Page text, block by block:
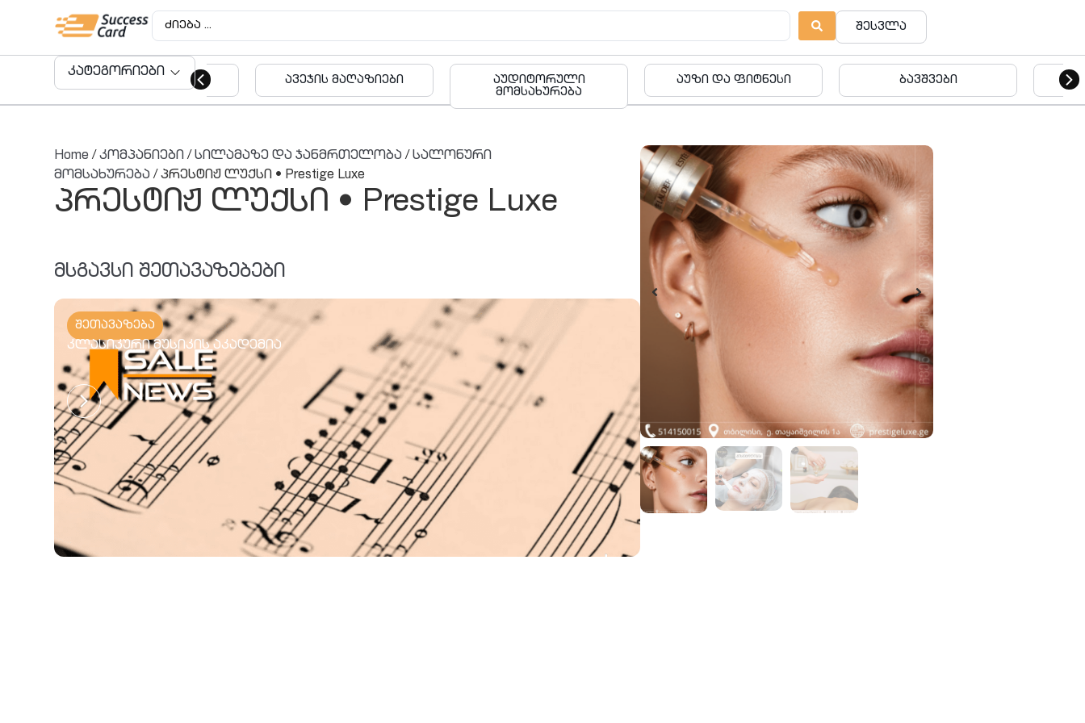
შესვლა
კატეგორიები
ავეჯის მაღაზიები
აუდიტორული
აუზი და ფიტნესი ბავშვები ბავშვები
Home /კომპანიები /სილამაზე და ჯანმრთელობა /სალონური
მომსახურება / პრესტიჟ ლუქსი • Prestige Luxe
პრესტიჟ ლუქსი • Prestige Luxe
მსგავსი შეთავაზებები
შეთავაზება
კლასიკური მუსიკის აკადემია
შეთავაზება
ფოლკლორის სტუდია იკორთა • IKORTA